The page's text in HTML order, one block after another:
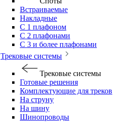
Встраиваемые
Накладные
С 1 плафоном
С 2 плафонами
С 3 и более плафонами
Трековые системы
Трековые системы
Готовые решения
Комплектующие для треков
На струну
На шину
Шинопроводы